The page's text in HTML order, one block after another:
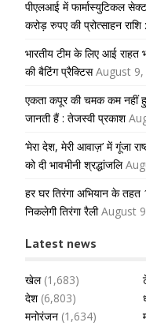
पीएलआई में फार्मास्युटिकल
करोड़ रुपए की प्रोत्साहन
भारतीय टीम के लिए आई
की बैटिंग प्रैक्टिस August 9,
एकता कपूर की चमक कम नहीं
जानती हैं : तेजस्वी प्रकाश
‘मेरा देश, मेरी आवाज़’ में गूंजा
को दी भावभीनी श्रद्धांजलि
हर घर तिरंगा अभियान के
निकलेगी तिरंगा रैली August
Latest news
खेल(1,683)
देश(6,803)
मनोरंजन (1,634)